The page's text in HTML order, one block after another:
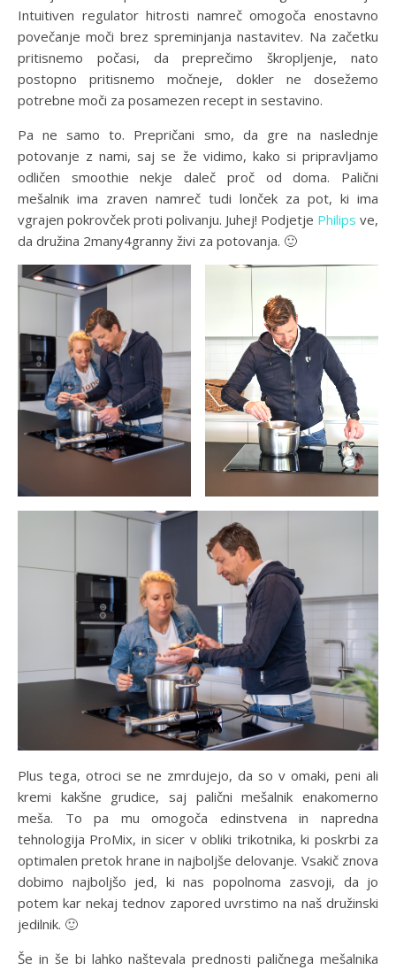
Intuitiven regulator hitrosti namreč omogoča enostavno
povečanje moči brez spreminjanja nastavitev. Na začetku
pritisnemo počasi, da preprečimo škropljenje, nato
postopno pritisnemo močneje, dokler ne dosežemo
potrebne moči za posamezen recept in sestavino.
Pa ne samo to. Prepričani smo, da gre na naslednje
potovanje z nami, saj se že vidimo, kako si pripravljamo
odličen smoothie nekje daleč proč od doma. Palični
mešalnik ima zraven namreč tudi lonček za pot, ki ima
vgrajen pokrovček proti polivanju. Juhej! Podjetje Philips ve,
da družina 2many4granny živi za potovanja. 🙂
Plus tega, otroci se ne zmrdujejo, da so v omaki, peni ali
kremi kakšne grudice, saj palični mešalnik enakomerno
meša. To pa mu omogoča edinstvena in napredna
tehnologija ProMix, in sicer v obliki trikotnika, ki poskrbi za
optimalen pretok hrane in najboljše delovanje. Vsakič znova
dobimo najboljšo jed, ki nas popolnoma zasvoji, da jo
potem kar nekaj tednov zapored uvrstimo na naš družinski
jedilnik. 🙂
Še in še bi lahko naštevala prednosti paličnega mešalnika